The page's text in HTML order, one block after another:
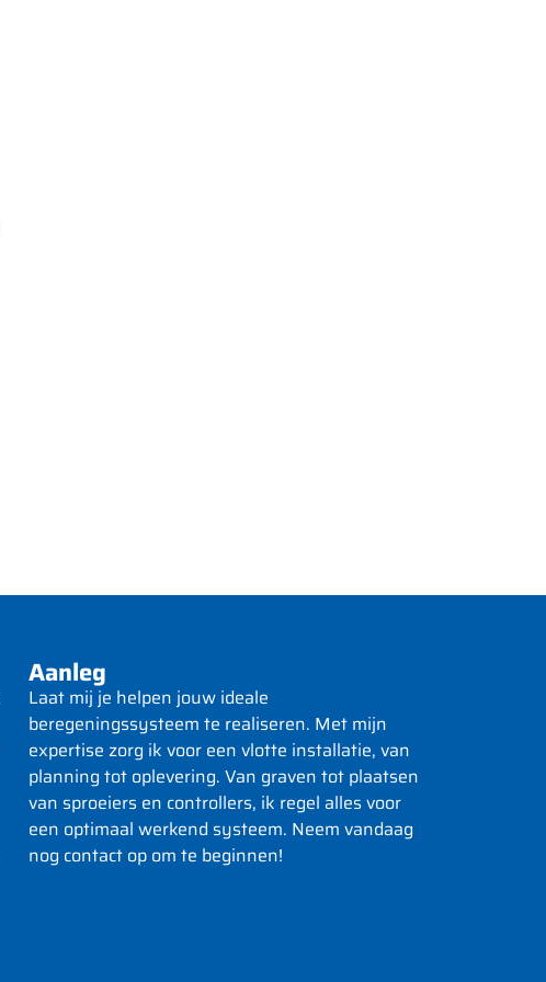
Aanleg
Laat mij je helpen jouw ideale
beregeningssysteem te realiseren. Met mijn
expertise zorg ik voor een vlotte installatie, van
planning tot oplevering. Van graven tot plaatsen
van sproeiers en controllers, ik regel alles voor
een optimaal werkend systeem. Neem vandaag
nog contact op om te beginnen!